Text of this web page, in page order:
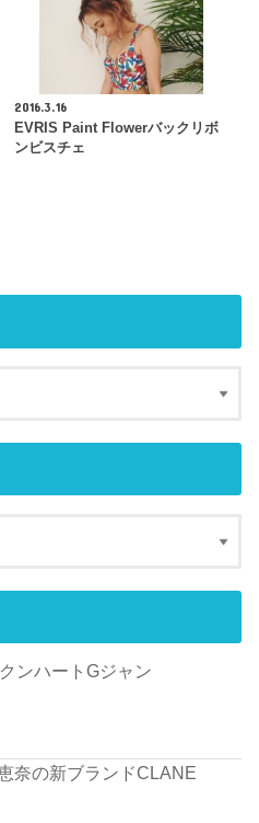
2016.3.16
EVRIS Paint Flowerバックリボ
ンビスチェ
ンハートGジャン
奈の新ブランドCLANE